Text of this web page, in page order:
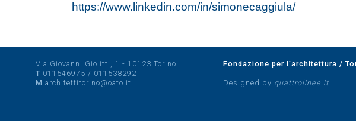
https://www.linkedin.com/in/simonecaggiula/
Via Giovanni Giolitti, 1 - 10123 Torino
T 011546975 / 011538292
M architettitorino@oato.it
Fondazione per l'architettura /
Designed by quattrolinee.it